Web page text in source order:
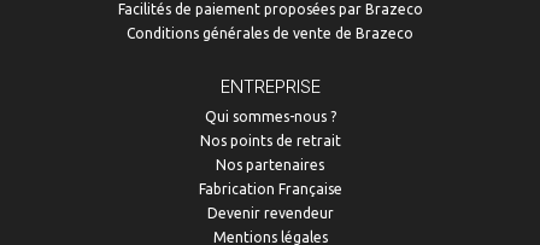
Facilités de paiement proposées par Brazeco
Conditions générales de vente de Brazeco
ENTREPRISE
Qui sommes-nous ?
Nos points de retrait
Nos partenaires
Fabrication Française
Devenir revendeur
Mentions légales